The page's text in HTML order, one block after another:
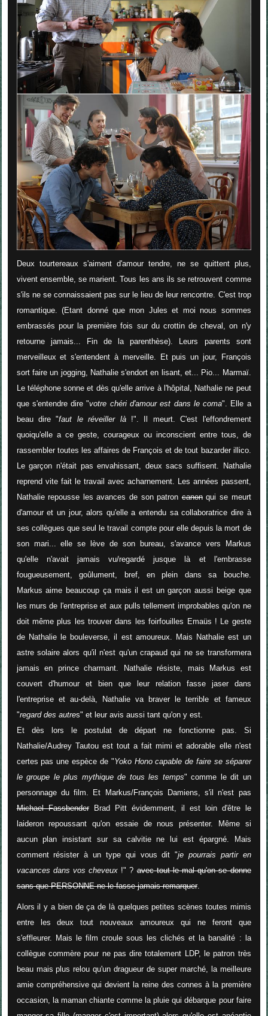
Deux tourtereaux s'aiment d'amour tendre, ne se quittent plus,
vivent ensemble, se marient. Tous les ans ils se retrouvent comme
s'ils ne se connaissaient pas sur le lieu de leur rencontre. C'est trop
romantique. (Etant donné que mon Jules et moi nous sommes
embrassés pour la première fois sur du crottin de cheval, on n'y
retourne jamais... Fin de la parenthèse). Leurs parents sont
merveilleux et s'entendent à merveille. Et puis un jour, François
sort faire un jogging, Nathalie s'endort en lisant, et... Pio... Marmaï.
Le téléphone sonne et dès qu'elle arrive à l'hôpital, Nathalie ne peut
que s'entendre dire "votre chéri d'amour est dans le coma". Elle a
beau dire "faut le réveiller là!". Il meurt. C'est l'effondrement
quoiqu'elle a ce geste, courageux ou inconscient entre tous, de
rassembler toutes les affaires de François et de tout bazarder illico.
Le garçon n'était pas envahissant, deux sacs suffisent. Nathalie
reprend vite fait le travail avec acharnement. Les années passent,
Nathalie repousse les avances de son patroncanonqui se meurt
d'amour et un jour, alors qu'elle a entendu sa collaboratrice dire à
ses collègues que seul le travail compte pour elle depuis la mort de
son mari... elle se lève de son bureau, s'avance vers Markus
qu'elle n'avait jamais vu/regardé jusque là et l'embrasse
fougueusement, goûlument, bref, en plein dans sa bouche.
Markus aime beaucoup ça mais il est un garçon aussi beige que
les murs de l'entreprise et aux pulls tellement improbables qu'on ne
doit même plus les trouver dans les foirfouilles Emaüs ! Le geste
de Nathalie le bouleverse, il est amoureux. Mais Nathalie est un
astre solaire alors qu'il n'est qu'un crapaud qui ne se transformera
jamais en prince charmant. Nathalie résiste, mais Markus est
couvert d'humour et bien que leur relation fasse jaser dans
l'entreprise et au-delà, Nathalie va braver le terrible et fameux
"regard des autres" et leur avis aussi tant qu'on y est.
Et dès lors le postulat de départ ne fonctionne pas. Si
Nathalie/Audrey Tautou est tout a fait mimi et adorable elle n'est
certes pas une espèce de "Yoko Hono capable de faire se séparer
le groupe le plus mythique de tous les temps" comme le dit un
personnage du film. Et Markus/François Damiens, s'il n'est pas
Michael FassbenderBrad Pitt évidemment, il est loin d'être le
laideron repoussant qu'on essaie de nous présenter. Même si
aucun plan insistant sur sa calvitie ne lui est épargné. Mais
comment résister à un type qui vous dit "je pourrais partir en
vacances dans vos cheveux !" ?avec tout le mal qu'on se donne
sans que PERSONNE ne le fasse jamais remarquer.
Alors il y a bien de ça de là quelques petites scènes toutes mimis
entre les deux tout nouveaux amoureux qui ne feront que
s'effleurer. Mais le film croule sous les clichés et la banalité : la
collègue commère pour ne pas dire totalement LDP, le patron très
beau mais plus relou qu'un dragueur de super marché, la meilleure
amie compréhensive qui devient la reine des connes à la première
occasion, la maman chiante comme la pluie qui débarque pour faire